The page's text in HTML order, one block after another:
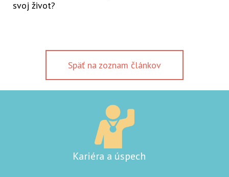
svoj život?
Späť na zoznam článkov
Kariéra a úspech